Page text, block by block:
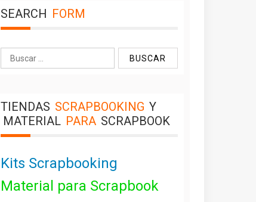
SEARCH FORM
Buscar:
TIENDAS SCRAPBOOKING Y
MATERIAL PARA SCRAPBOOK
Kits Scrapbooking
Material para Scrapbook